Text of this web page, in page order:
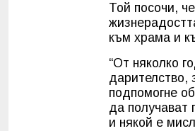
Той посочи,
към храма и
“От няколко
дарителство,
подпомогне
да получават
и някой е